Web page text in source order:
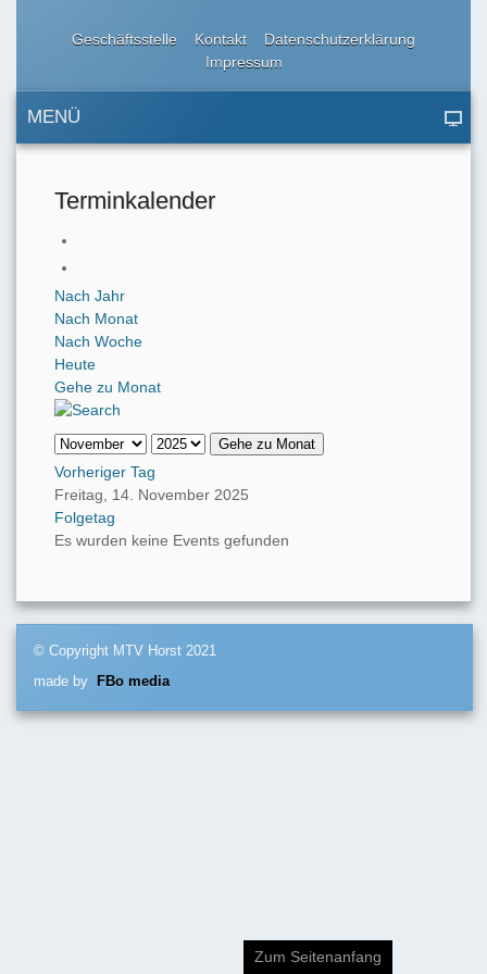
Geschäftsstelle Kontakt
Datenschutzerklärung
Impressum
MENÜ
Terminkalender
Nach Jahr
Nach Monat
Nach Woche
Heute
Gehe zu Monat
Gehe zu Monat
Vorheriger Tag
Freitag, 14. November 2025
Folgetag
Es wurden keine Events gefunden
© Copyright MTV Horst 2021
made by
FBo media
Zum Seitenanfang